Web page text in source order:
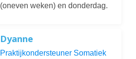
(oneven weken) en donderdag.
Dyanne
Praktijkondersteuner Somatiek